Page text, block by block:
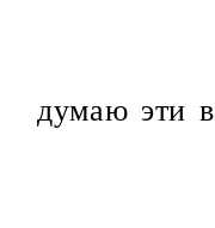
думаю эти